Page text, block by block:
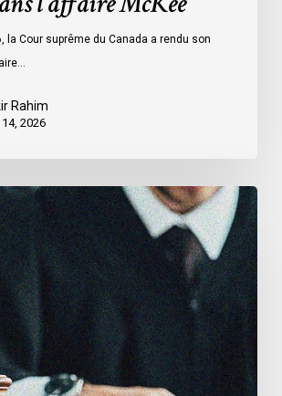
la Cour suprême du Canada a rendu son
Rahim
2026